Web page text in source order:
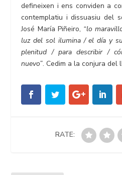
defineixen i ens conviden a
contemplatiu i dissuasiu del
José María Piñeiro, “lo
luz del sol ilumina / el día y
plenitud / para describir /
nuevo”. Cedim a la conjura del
RATE: